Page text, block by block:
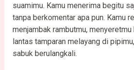
suamimu. Kamu menerima begitu
tanpa berkomentar apa pun. Kamu
menjambak rambutmu, menyeretmu
lantas tamparan melayang di
sabuk berulangkali.